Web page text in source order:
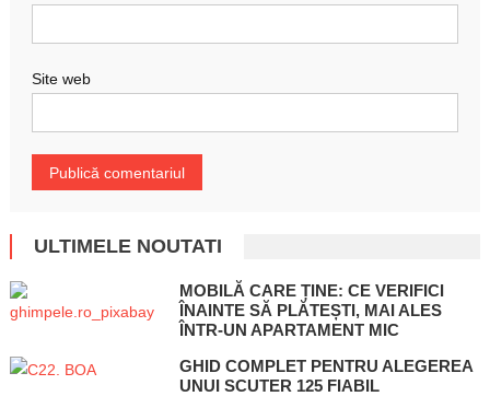
Site web
ULTIMELE NOUTATI
MOBILĂ CARE ȚINE: CE VERIFICI
ÎNAINTE SĂ PLĂTEȘTI, MAI ALES
ÎNTR-UN APARTAMENT MIC
GHID COMPLET PENTRU ALEGEREA
UNUI SCUTER 125 FIABIL